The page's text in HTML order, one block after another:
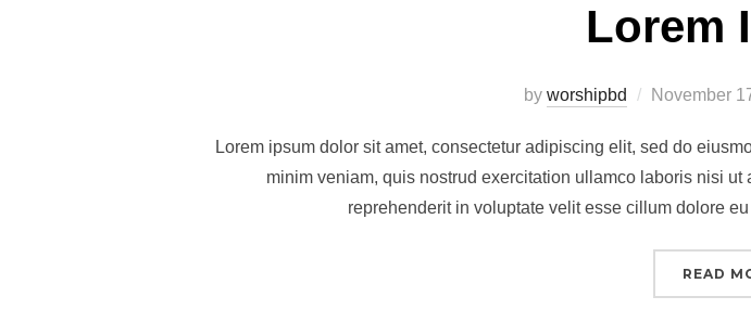
Lorem
by worshipbd
Posted
November
Lorem ipsum dolor sit amet, consectetur adipiscing elit, sed do
minim veniam, quis nostrud exercitation ullamco laboris nisi
reprehenderit in voluptate velit esse cillum dolore
READ